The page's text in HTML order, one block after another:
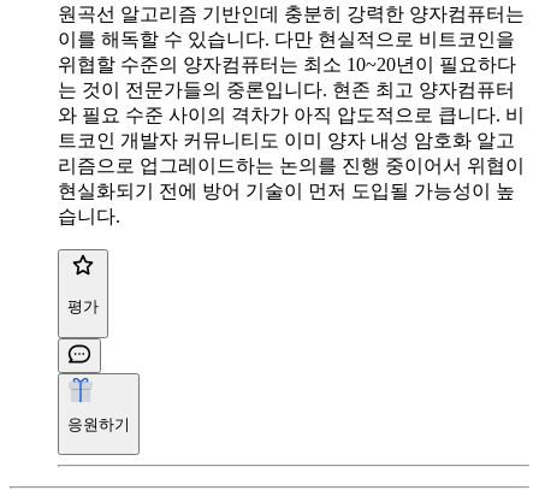
원곡선 알고리즘 기반인데 충분히 강력한 양자컴퓨터는
이를 해독할 수 있습니다. 다만 현실적으로 비트코인을
위협할 수준의 양자컴퓨터는 최소 10~20년이 필요하다
는 것이 전문가들의 중론입니다. 현존 최고 양자컴퓨터
와 필요 수준 사이의 격차가 아직 압도적으로 큽니다. 비
트코인 개발자 커뮤니티도 이미 양자 내성 암호화 알고
리즘으로 업그레이드하는 논의를 진행 중이어서 위협이
현실화되기 전에 방어 기술이 먼저 도입될 가능성이 높
습니다.
평가
응원하기